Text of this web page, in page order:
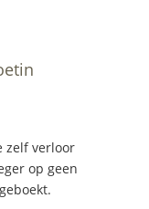
zelf verloor
op geen